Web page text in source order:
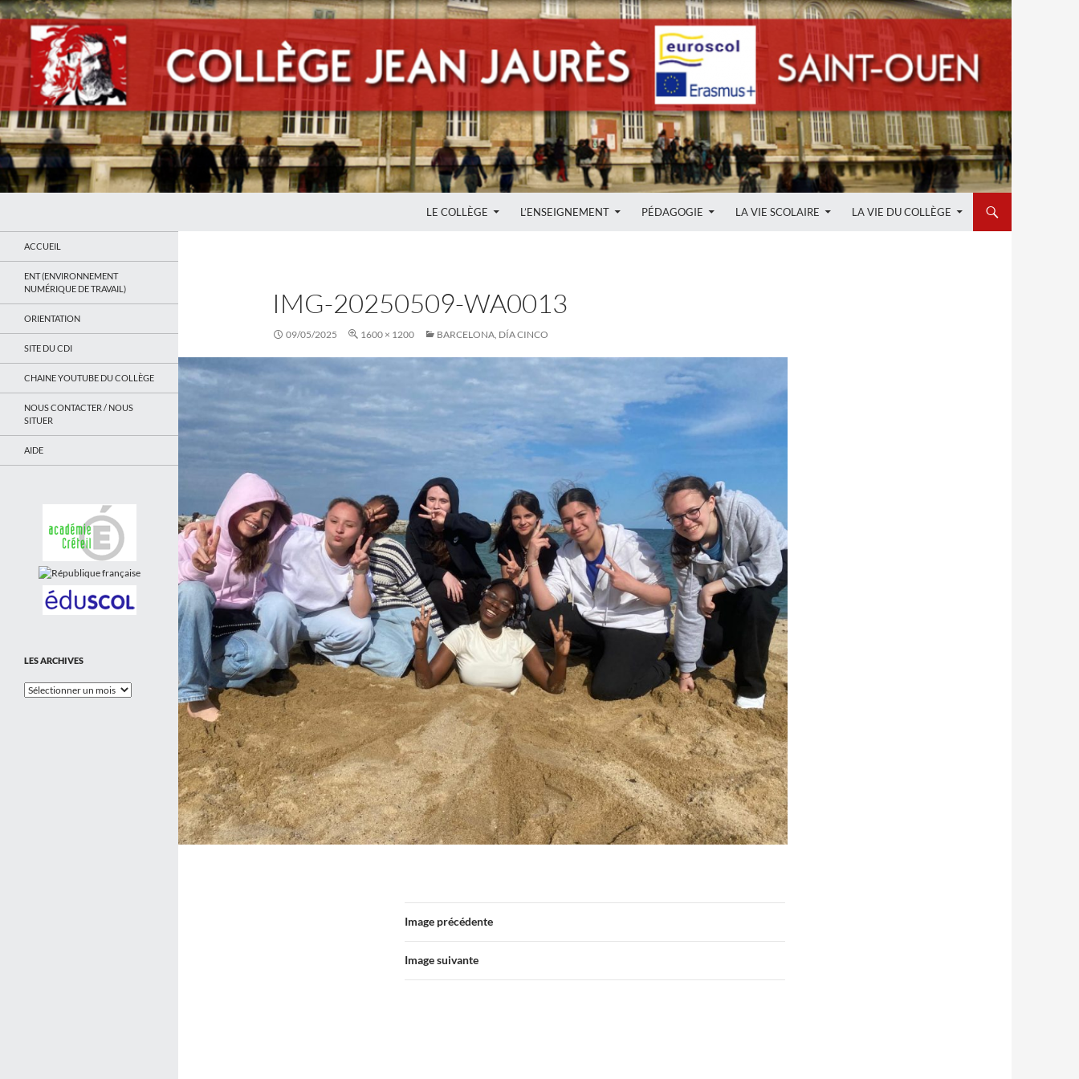
LE COLLÈGE L’ENSEIGNEMENT PÉDAGOGIE LA VIE SCOLAIRE LA VIE DU COLLÈGE
IMG-20250509-WA0013
09/05/2025 1600 × 1200 BARCELONA, DÍA CINCO
Image précédente
Image suivante
ACCUEIL
ENT (ENVIRONNEMENT
NUMÉRIQUE DE TRAVAIL)
ORIENTATION
SITE DU CDI
CHAINE YOUTUBE DU COLLÈGE
NOUS CONTACTER / NOUS
SITUER
AIDE
LES ARCHIVES
Les